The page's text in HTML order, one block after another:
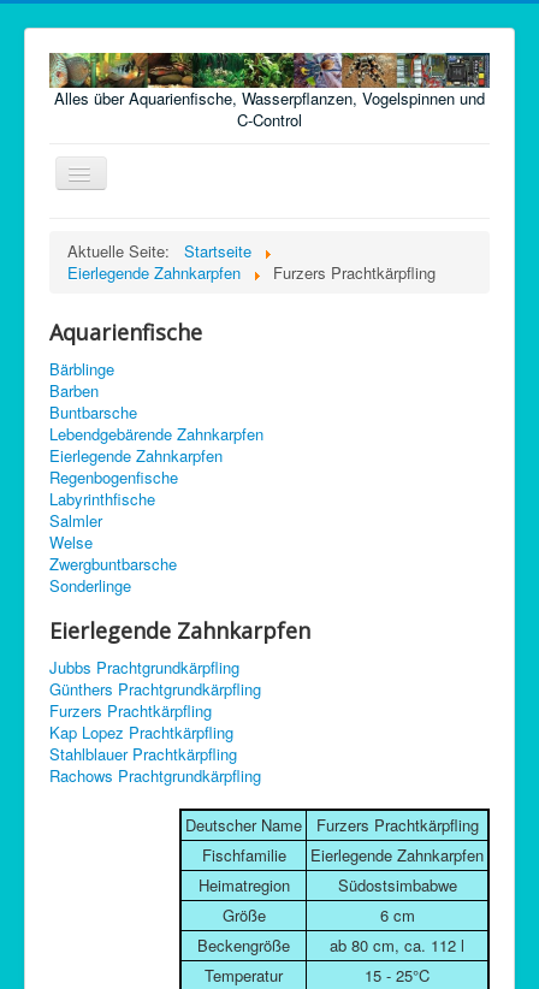
Alles über Aquarienfische, Wasserpflanzen, Vogelspinnen und
C-Control
Navigation
Fische
Technik
Krankheiten
Vogelspinnen
Argentinische Waldschaben
C-Control
Sitemap
Aktuelle Seite:
Startseite
Eierlegende Zahnkarpfen
Furzers Prachtkärpfling
Aquarienfische
Bärblinge
Barben
Buntbarsche
Lebendgebärende Zahnkarpfen
Eierlegende Zahnkarpfen
Regenbogenfische
Labyrinthfische
Salmler
Welse
Zwergbuntbarsche
Sonderlinge
Eierlegende Zahnkarpfen
Jubbs Prachtgrundkärpfling
Günthers Prachtgrundkärpfling
Furzers Prachtkärpfling
Kap Lopez Prachtkärpfling
Stahlblauer Prachtkärpfling
Rachows Prachtgrundkärpfling
Deutscher Name
Furzers Prachtkärpfling
Fischfamilie
Eierlegende Zahnkarpfen
Heimatregion
Südostsimbabwe
Größe
6 cm
Beckengröße
ab 80 cm, ca. 112 l
Temperatur
15 - 25°C